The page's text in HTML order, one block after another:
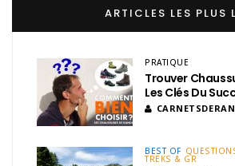
ARTICLES LES PLUS
PRATIQUE
Trouver
Les Clés Du
BEST OF
TREKS & GR